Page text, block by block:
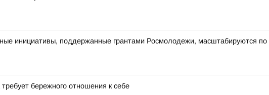
инициативы, поддержанные грантами Росмолодежи, масштабируются
бережного отношения к себе